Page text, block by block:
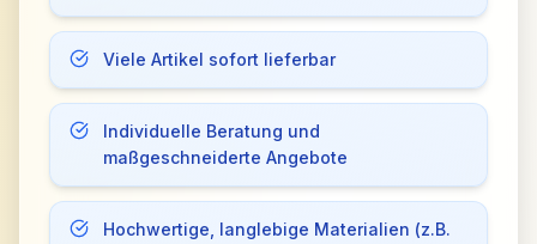
Viele Artikel sofort lieferbar
Individuelle Beratung und
maßgeschneiderte Angebote
Hochwertige, langlebige Materialien (z.B.